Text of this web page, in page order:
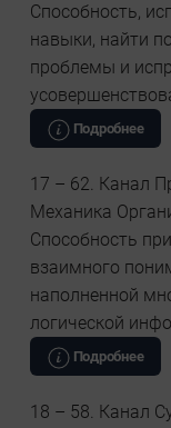
Способность,
навыки, найти
проблемы и
Подробнее
17 – 62. Канал
Механика
Способность
взаимного
наполненной
логической
Подробнее
18 – 58. Канал